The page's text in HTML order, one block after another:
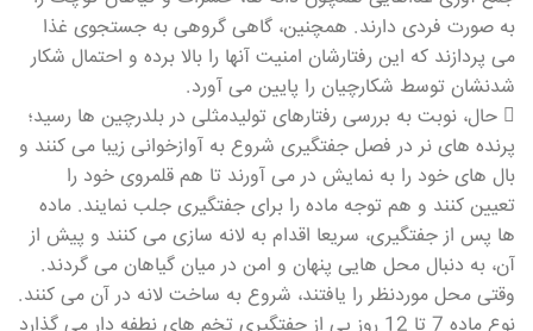
به صورت فردی دارند. همچنین، گاهی گروهی به جستجوی غذا
می پردازند که این رفتارشان امنیت آنها را بالا برده و احتمال شکار
شدنشان توسط شکارچیان را پایین می آورد.
 حال، نوبت به بررسی رفتارهای تولیدمثلی در بلدرچین ها رسید؛
پرنده های نر در فصل جفتگیری شروع به آوازخوانی زیبا می کنند و
بال های خود را به نمایش در می آورند تا هم قلمروی خود را
تعیین کنند و هم توجه ماده را برای جفتگیری جلب نمایند. ماده
ها پس از جفتگیری، سریعا اقدام به لانه سازی می کنند و پیش از
آن، به دنبال محل هایی پنهان و امن در میان گیاهان می گردند.
وقتی محل موردنظر را یافتند، شروع به ساخت لانه در آن می کنند.